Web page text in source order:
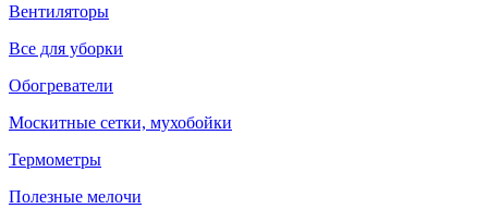
Вентиляторы
Все для уборки
Обогреватели
Москитные сетки, мухобойки
Термометры
Полезные мелочи